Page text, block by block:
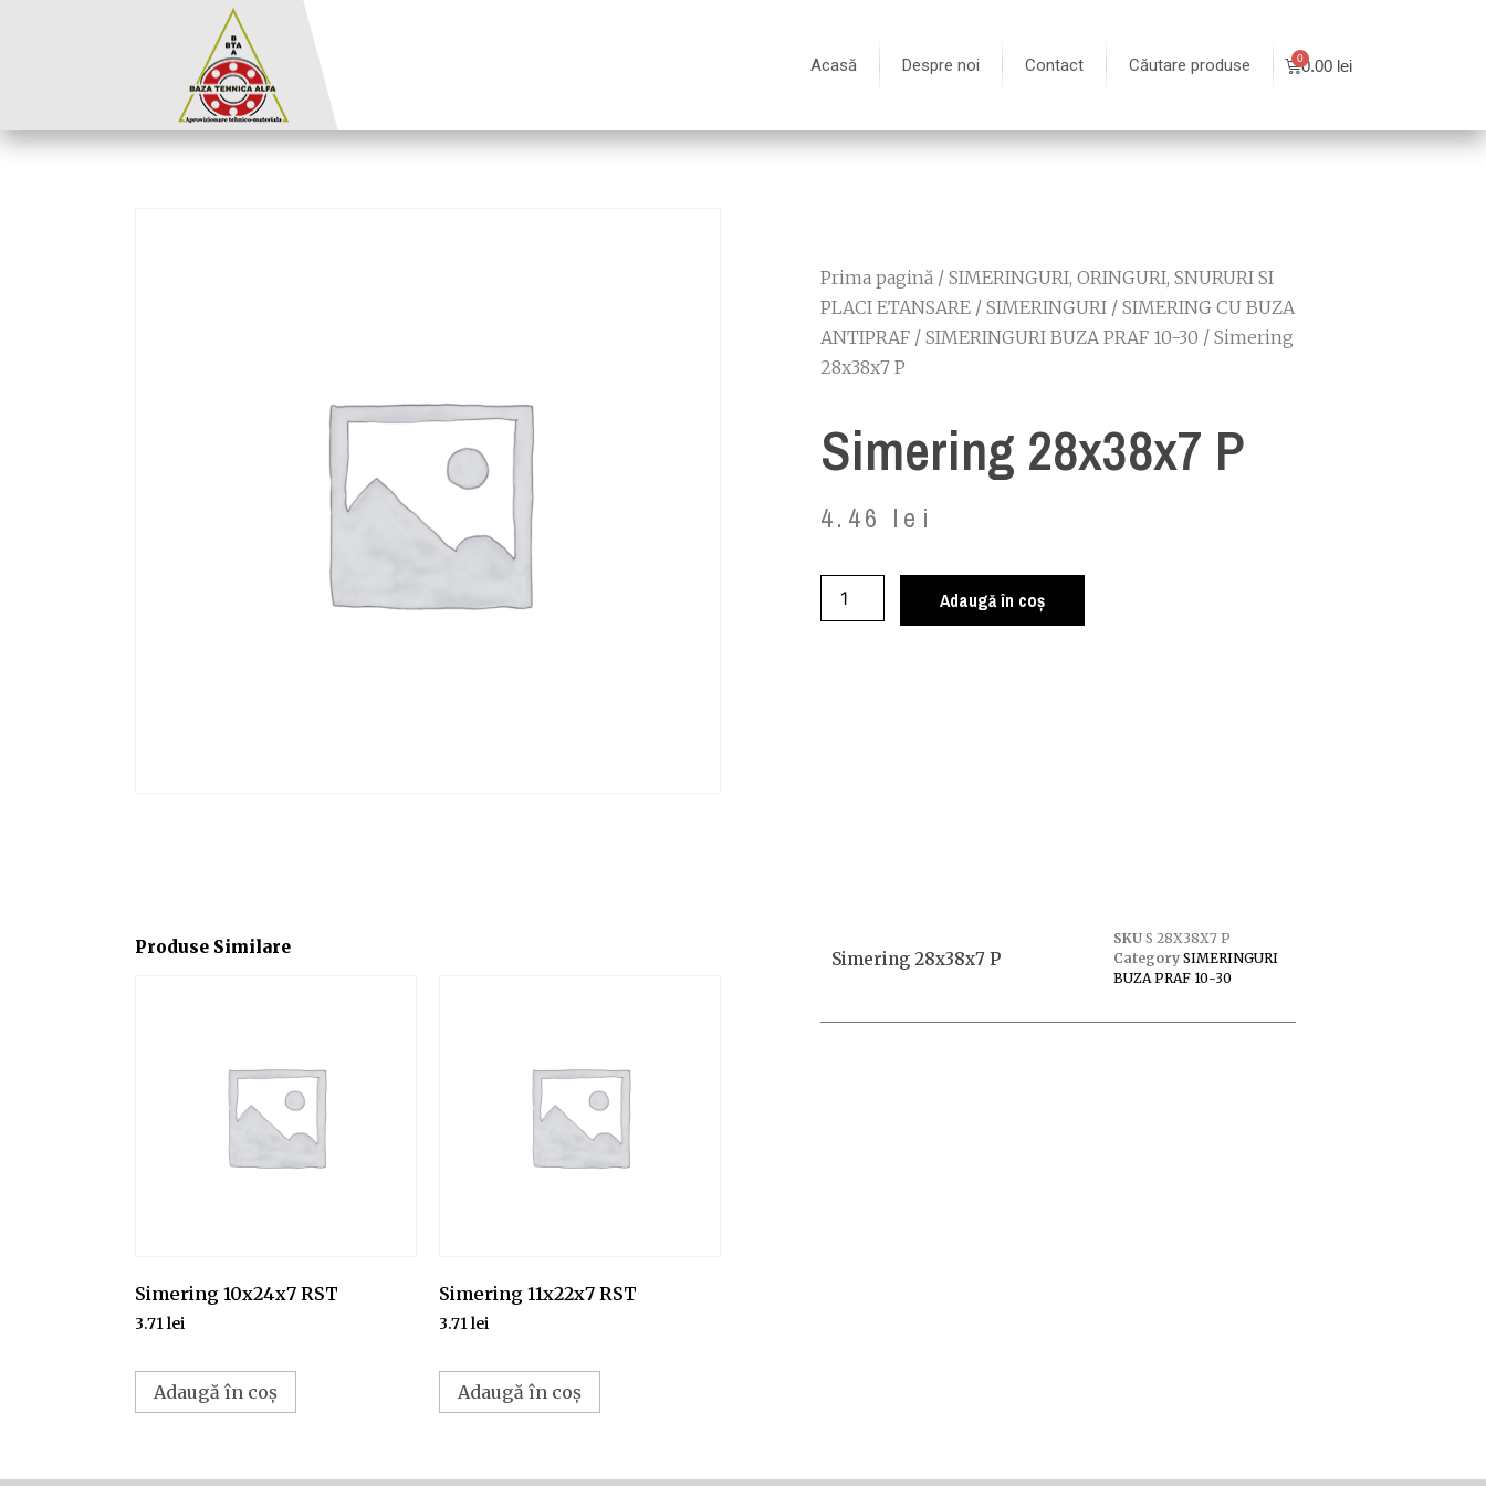
Acasă Despre noi Contact Căutare produse 0.00 lei
Prima pagină / SIMERINGURI, ORINGURI, SNURURI SI
PLACI ETANSARE / SIMERINGURI / SIMERING CU BUZA
ANTIPRAF / SIMERINGURI BUZA PRAF 10-30 / Simering
28x38x7 P
Simering 28x38x7 P
4.46 lei
Adaugă în coș
Produse Similare
Simering 10x24x7 RST
3.71lei
Adaugă în coș
Simering 11x22x7 RST
3.71lei
Adaugă în coș
Simering 28x38x7 P
SKU S 28X38X7 P
Category SIMERINGURI
BUZA PRAF 10-30